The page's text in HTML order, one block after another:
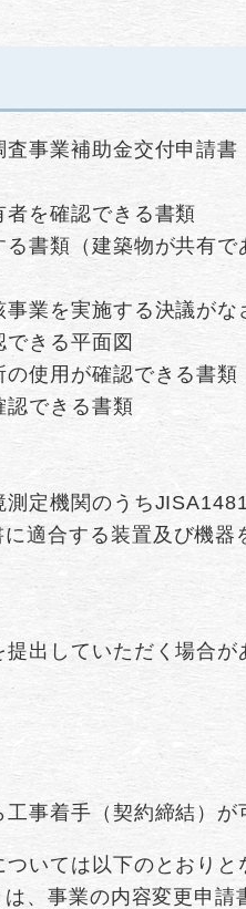
査事業補助金交付申請書
者を確認できる書類
書類（建築物が共有
業を実施する決議が
できる平面図
の使用が確認できる書類
認できる書類
定機関のうち
適合する装置及び機器
出していただく場合が
事着手（契約締結）が
いては以下のとおりと
、事業の内容変更申請